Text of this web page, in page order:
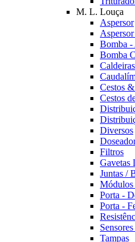
M. L. Louça
Aspersor
Bomba -
Bomba
Cestos
Cestos
Diversos
Filtros
Gavetas
Juntas /
Módulos
Porta -
Porta -
Tampas